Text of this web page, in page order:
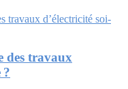
des travaux
?